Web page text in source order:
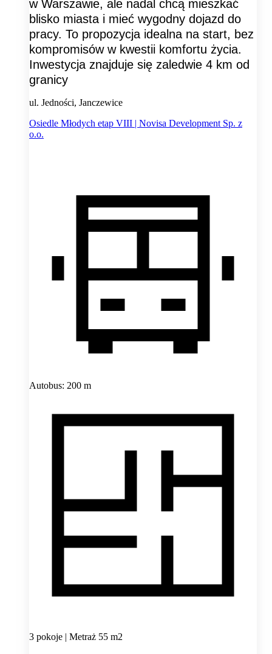
w Warszawie, ale nadal chcą mieszkać
blisko miasta i mieć wygodny dojazd do
pracy. To propozycja idealna na start, bez
kompromisów w kwestii komfortu życia.
Inwestycja znajduje się zaledwie 4 km od
granicy
ul. Jedności, Janczewice
Osiedle Młodych etap VIII | Novisa Development Sp. z
o.o.
Autobus: 200 m
3 pokoje | Metraż 55 m2